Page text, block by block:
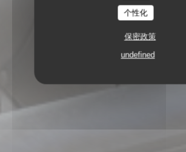
个性化
保密政策
undefined
88 AVENUE FRANCOIS